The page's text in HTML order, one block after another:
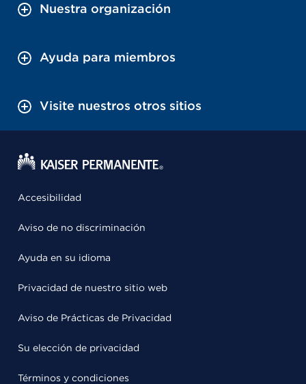
Nuestra organización
Ayuda para miembros
Visite nuestros otros sitios
Accesibilidad
Aviso de no discriminación
Ayuda en su idioma
Privacidad de nuestro sitio web
Aviso de Prácticas de Privacidad
Su elección de privacidad
Términos y condiciones